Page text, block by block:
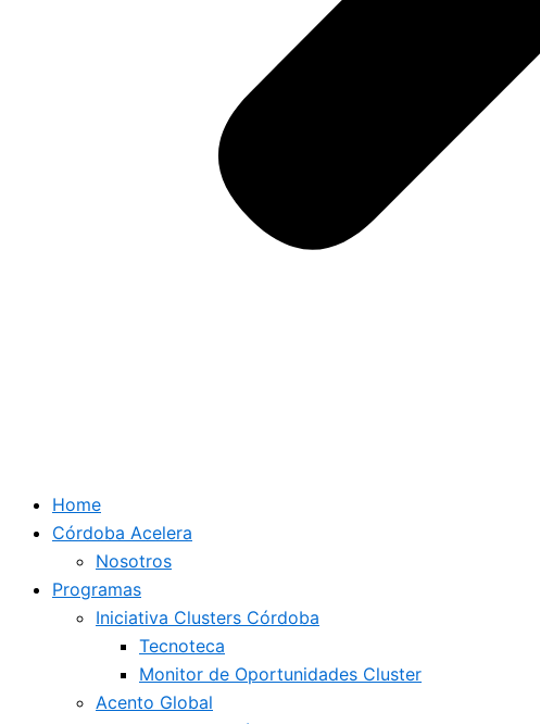
Home
Córdoba Acelera
Nosotros
Programas
Iniciativa Clusters Córdoba
Tecnoteca
Monitor de Oportunidades Cluster
Acento Global